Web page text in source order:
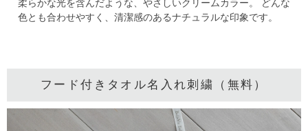
柔らかな光を含んだような、やさしいクリームカラー。
どんな
色とも合わせやすく、清潔感のあるナチュラルな印象です。
フード付きタオル名入れ刺繍（無料）